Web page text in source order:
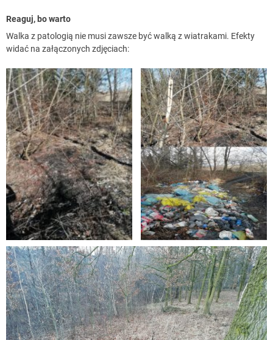
Reaguj, bo warto
Walka z patologią nie musi zawsze być walką z wiatrakami. Efekty
widać na załączonych zdjęciach: